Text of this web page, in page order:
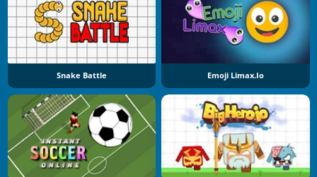
Snake Battle Emoji Limax.io